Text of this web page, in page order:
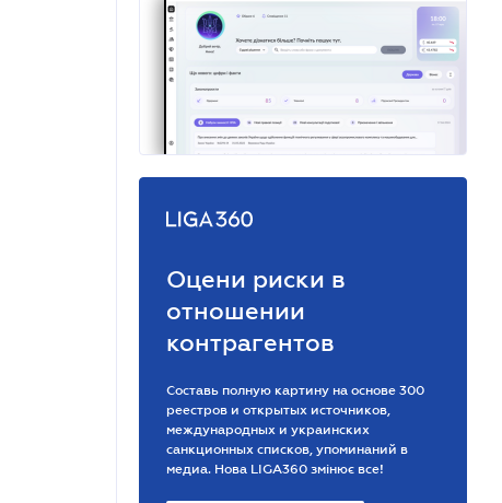
Оцени риски в
отношении
контрагентов
Составь полную картину на основе 300
реестров и открытых источников,
международных и украинских
санкционных списков, упоминаний в
медиа. Нова LIGA360 змінює все!